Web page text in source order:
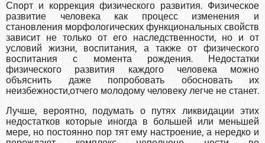
Спорт и коррекция физического развития. Физическое
развитие человека как процесс изменения и
становления морфологических функциональных свойств
зависит не только от его наследственности, но и от
условий жизни, воспитания, а также от физического
воспитания с момента рождения. Недостатки
физического развития каждого человека можно
объяснить даже попробовать обосновать их
неизбежности,отчего молодому человеку легче не станет.
Лучше, вероятно, подумать о путях ликвидации этих
недостатков которые иногда в большей или меньшей
мере, но постоянно пор тят ему настроение, а нередко и